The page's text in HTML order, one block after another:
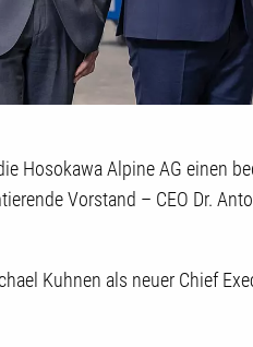
Hosokawa Alpine AG einen
Vorstand – CEO Dr.
Kuhnen als neuer Chief